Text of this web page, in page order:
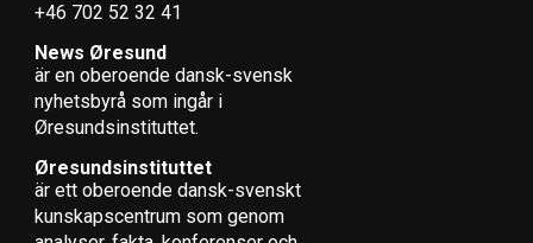
+46 702 52 32 41
News Øresund
är en oberoende dansk-svensk
nyhets­byrå som ingår i
Øresundsinstituttet.
Øresundsinstituttet
är ett oberoende dansk-svenskt
kunskapscentrum som genom